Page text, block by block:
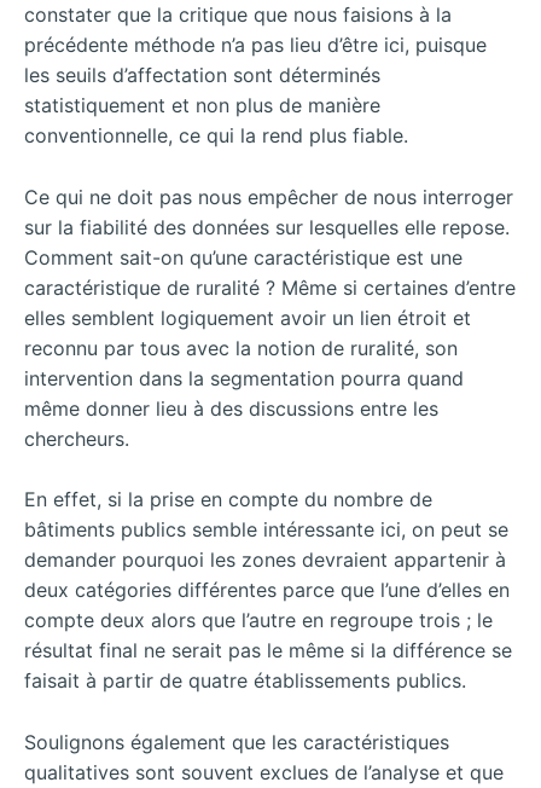
constater que la critique que nous faisions à la
précédente méthode n’a pas lieu d’être ici, puisque
les seuils d’affectation sont déterminés
statistiquement et non plus de manière
conventionnelle, ce qui la rend plus fiable.
Ce qui ne doit pas nous empêcher de nous interroger
sur la fiabilité des données sur lesquelles elle repose.
Comment sait-on qu’une caractéristique est une
caractéristique de ruralité ? Même si certaines d’entre
elles semblent logiquement avoir un lien étroit et
reconnu par tous avec la notion de ruralité, son
intervention dans la segmentation pourra quand
même donner lieu à des discussions entre les
chercheurs.
En effet, si la prise en compte du nombre de
bâtiments publics semble intéressante ici, on peut se
demander pourquoi les zones devraient appartenir à
deux catégories différentes parce que l’une d’elles en
compte deux alors que l’autre en regroupe trois ; le
résultat final ne serait pas le même si la différence se
faisait à partir de quatre établissements publics.
Soulignons également que les caractéristiques
qualitatives sont souvent exclues de l’analyse et que